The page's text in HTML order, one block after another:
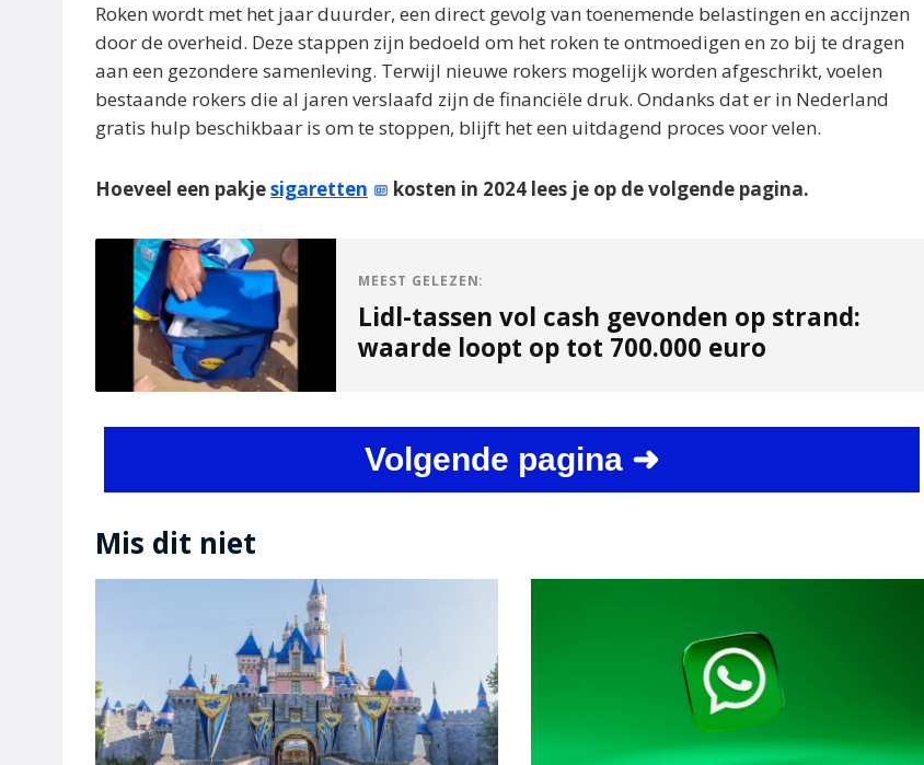
Roken wordt met het jaar duurder, een direct gevolg van toenemende belastingen en accijnzen
door de overheid. Deze stappen zijn bedoeld om het roken te ontmoedigen en zo bij te dragen
aan een gezondere samenleving. Terwijl nieuwe rokers mogelijk worden afgeschrikt, voelen
bestaande rokers die al jaren verslaafd zijn de financiële druk. Ondanks dat er in Nederland
gratis hulp beschikbaar is om te stoppen, blijft het een uitdagend proces voor velen.
Hoeveel een pakjesigaretten kosten in 2024 lees je op de volgende pagina.
MEEST GELEZEN:
Lidl-tassen vol cash gevonden op strand:
waarde loopt op tot 700.000 euro
Volgende pagina ➜
Mis dit niet